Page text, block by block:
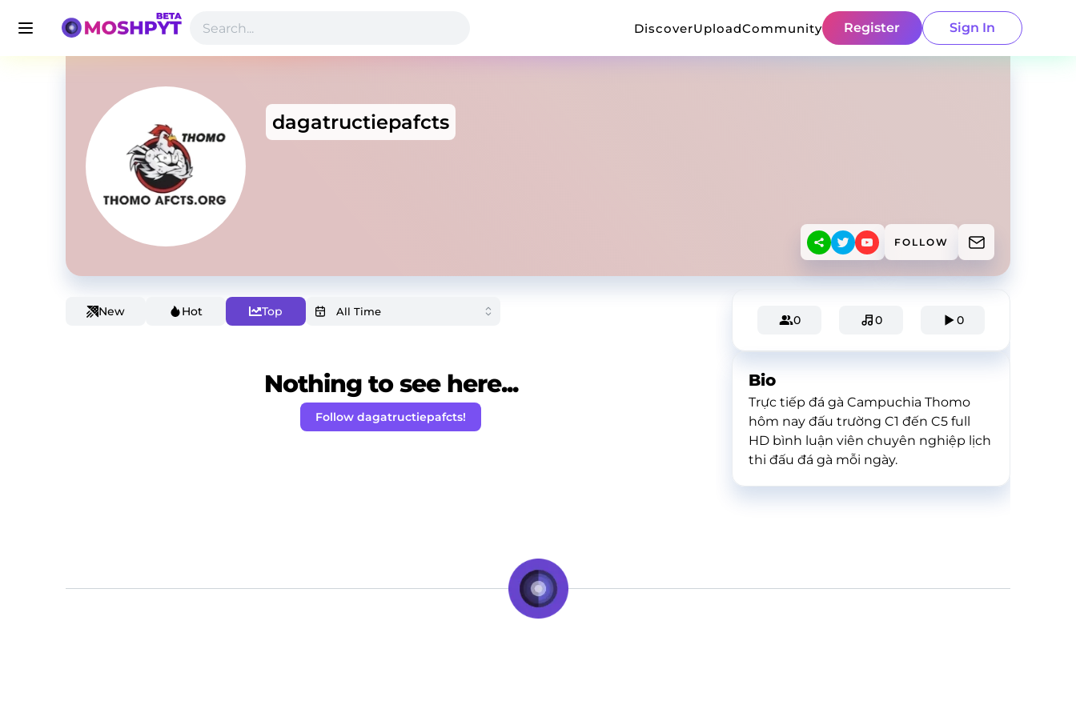
DiscoverUploadCommunity Register Sign In
dagatructiepafcts
FOLLOW
New Hot Top
Nothing to see here...
Follow dagatructiepafcts!
0 0 0
Bio
Trực tiếp đá gà Campuchia Thomo
hôm nay đấu trường C1 đến C5 full
HD bình luận viên chuyên nghiệp lịch
thi đấu đá gà mỗi ngày.